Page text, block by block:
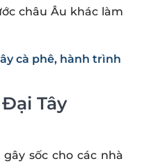
châu Âu khác làm
cà phê, hành trình
Tây
sốc cho các nhà